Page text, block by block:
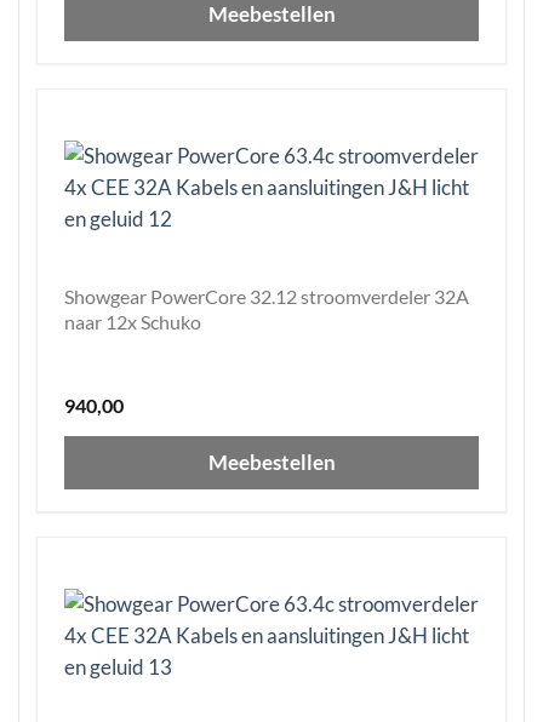
Meebestellen
Showgear PowerCore 32.12 stroomverdeler 32A
naar 12x Schuko
940,00
Meebestellen